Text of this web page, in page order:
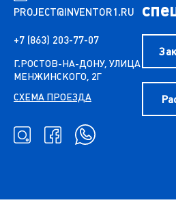
PROJECT@INVENTOR1.RU
+7 (863) 203-77-07
Г.РОСТОВ-НА-ДОНУ, УЛИЦА
МЕНЖИНСКОГО, 2Г
СХЕМА ПРОЕЗДА